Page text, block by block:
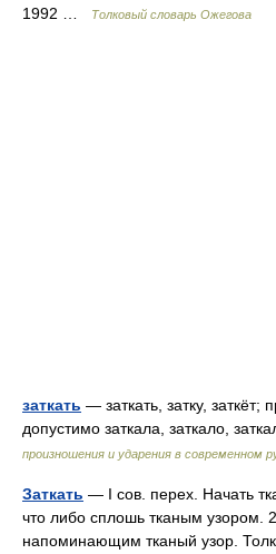
1992 …
Толковый словарь Ожегова
заткать — заткать, затку, заткёт;
допустимо заткала, заткало,
произношения и ударения в современном
Заткать — I сов. перех. Начать
что либо сплошь тканым узором.
напоминающим тканый узор.